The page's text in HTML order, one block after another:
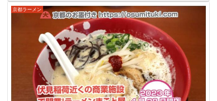
京都ラーメン